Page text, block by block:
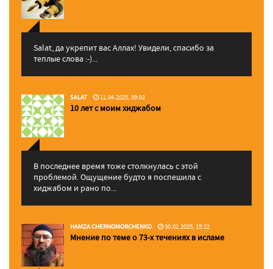
Salat, да укрепит вас Аллаx! Увидели, спасибо за
теплые слова :-)...
SALAT 11.04.2025, 09:02
10 лет с моим хиджабом
В последнее время тоже столкнулась с этой
проблемой. Ощущение будто я поспешила с
хиджабом и рано по...
HAMZA CHERNOMORCHENKO 30.01.2025, 15:22
Мнение по теме о 73-х течениях в исламе